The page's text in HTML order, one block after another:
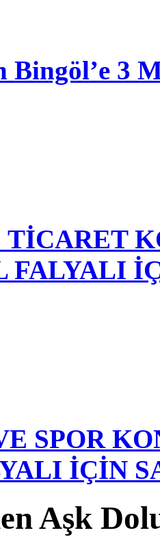
Bingöl’e 3
TİCARET
FALYALI
SPOR
İÇİN
Aşk